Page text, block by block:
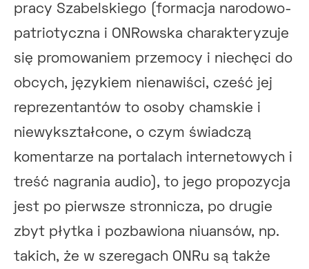
pracy Szabelskiego (formacja narodowo-
patriotyczna i ONRowska charakteryzuje
się promowaniem przemocy i niechęci do
obcych, językiem nienawiści, cześć jej
reprezentantów to osoby chamskie i
niewykształcone, o czym świadczą
komentarze na portalach internetowych i
treść nagrania audio), to jego propozycja
jest po pierwsze stronnicza, po drugie
zbyt płytka i pozbawiona niuansów, np.
takich, że w szeregach ONRu są także